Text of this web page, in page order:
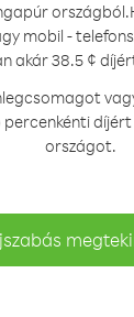
országból.
mobil -
akár 38.5 ¢
országot.